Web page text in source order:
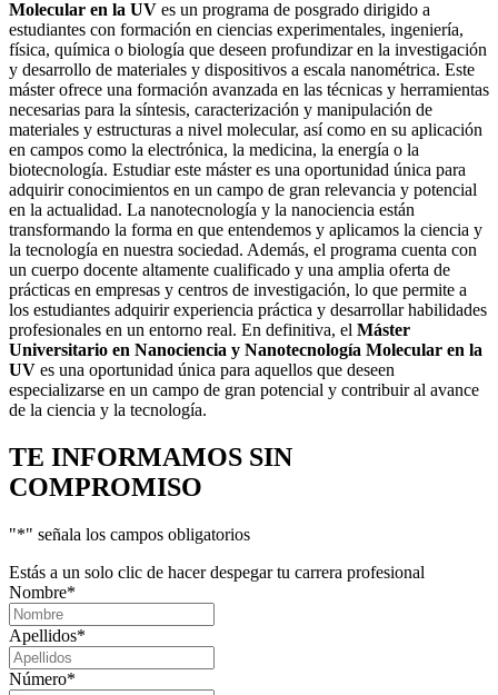
Molecular en la UV es un programa de posgrado dirigido a
estudiantes con formación en ciencias experimentales, ingeniería,
física, química o biología que deseen profundizar en la investigación
y desarrollo de materiales y dispositivos a escala nanométrica. Este
máster ofrece una formación avanzada en las técnicas y herramientas
necesarias para la síntesis, caracterización y manipulación de
materiales y estructuras a nivel molecular, así como en su aplicación
en campos como la electrónica, la medicina, la energía o la
biotecnología. Estudiar este máster es una oportunidad única para
adquirir conocimientos en un campo de gran relevancia y potencial
en la actualidad. La nanotecnología y la nanociencia están
transformando la forma en que entendemos y aplicamos la ciencia y
la tecnología en nuestra sociedad. Además, el programa cuenta con
un cuerpo docente altamente cualificado y una amplia oferta de
prácticas en empresas y centros de investigación, lo que permite a
los estudiantes adquirir experiencia práctica y desarrollar habilidades
profesionales en un entorno real. En definitiva, el Máster
Universitario en Nanociencia y Nanotecnología Molecular en la
UV es una oportunidad única para aquellos que deseen
especializarse en un campo de gran potencial y contribuir al avance
de la ciencia y la tecnología.
TE INFORMAMOS SIN
COMPROMISO
"*" señala los campos obligatorios
Estás a un solo clic de hacer despegar tu carrera profesional
Nombre*
Apellidos*
Número*